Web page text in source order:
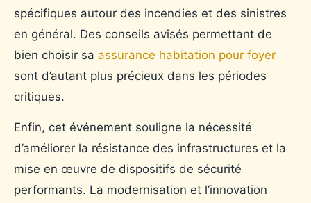
spécifiques autour des incendies et des sinistres
en général. Des conseils avisés permettant de
bien choisir sa assurance habitation pour foyer
sont d’autant plus précieux dans les périodes
critiques.
Enfin, cet événement souligne la nécessité
d’améliorer la résistance des infrastructures et la
mise en œuvre de dispositifs de sécurité
performants. La modernisation et l’innovation